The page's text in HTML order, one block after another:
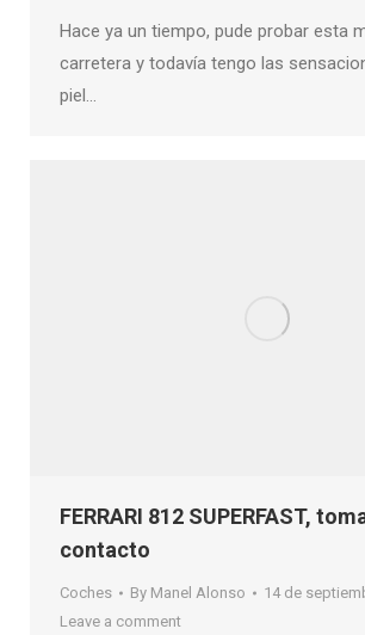
Hace ya un tiempo, pude probar esta
carretera y todavía tengo las
piel…
FERRARI 812 SUPERFAST,
contacto
Coches By Manel Alonso
14 de
Leave a comment